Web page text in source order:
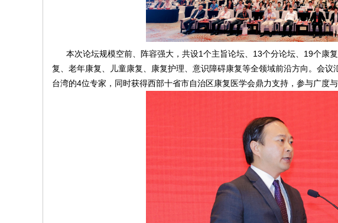
本次论坛规模空前、阵容强大，共设1个主旨论坛、13个分论坛、19个康
复 、老年康复、儿童康复、康复护理、意识障碍康复等全领域前沿方向。会
台湾的4位专家，同时获得西部十省市自治区康复医学会鼎力支持，参与广度